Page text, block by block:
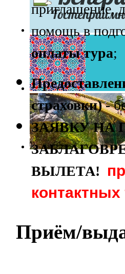
приглашение,
помощь в
оплаты тура;
страховки) -
ЗАЯВКУ НА
ВЫЛЕТА!
Приём/